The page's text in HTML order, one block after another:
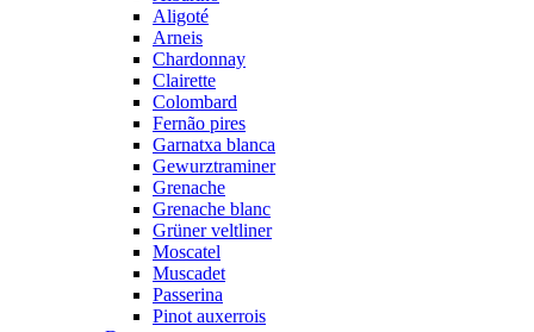
Aligoté
Arneis
Chardonnay
Clairette
Colombard
Fernão pires
Garnatxa blanca
Gewurztraminer
Grenache
Grenache blanc
Grüner veltliner
Moscatel
Muscadet
Passerina
Pinot auxerrois